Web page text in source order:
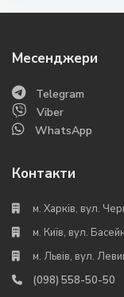
Месенджери
Telegram
Viber
WhatsApp
Контакти
м. Харків, вул.
м. Київ, вул.
м. Львів, вул.
(098) 558-50-50